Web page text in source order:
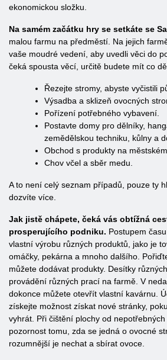
ekonomickou složku.
Na samém začátku hry se setkáte se
malou farmu na předměstí. Na jejich
vaše moudré vedení, aby uvedli věci do
čeká spousta věcí, určitě budete mít co
Řezejte stromy, abyste vyčistili
Výsadba a sklizeň ovocných
Pořízení potřebného vybavení.
Postavte domy pro dělníky,
zemědělskou techniku, kůlny a
Obchod s produkty na
Chov včel a sběr medu.
A to není celý seznam případů, pouze ty
dozvíte více.
Jak jistě chápete, čeká vás obtížná
prosperujícího podniku. Postupem
vlastní výrobu různých produktů, jako je
omáčky, pekárna a mnoho dalšího.
můžete dodávat produkty. Desítky
provádění různých prací na farmě. V
dokonce můžete otevřít vlastní kavárnu.
získejte možnost získat nové stránky,
vyhrát. Při čištění plochy od
pozornost tomu, zda se jedná o ovocné
rozumnější je nechat a sbírat ovoce.